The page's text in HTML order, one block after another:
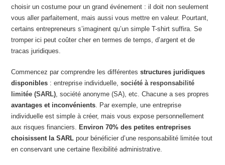
choisir un costume pour un grand événement : il doit non seulement
vous aller parfaitement, mais aussi vous mettre en valeur. Pourtant,
certains entrepreneurs s’imaginent qu’un simple T-shirt suffira. Se
tromper ici peut coûter cher en termes de temps, d’argent et de
tracas juridiques.
Commencez par comprendre les différentesstructures juridiques
disponibles : entreprise individuelle,société à responsabilité
limitée (SARL), société anonyme (SA), etc. Chacune a ses propres
avantages et inconvénients. Par exemple, une entreprise
individuelle est simple à créer, mais vous expose personnellement
aux risques financiers. Environ 70% des petites entreprises
choisissent la SARL pour bénéficier d’une responsabilité limitée tout
en conservant une certaine flexibilité administrative.